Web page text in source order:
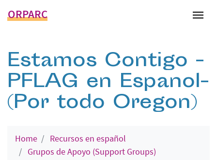
ORPARC
Estamos Contigo -
PFLAG en Espanol-
(Por todo Oregon)
Home
Recursos en español
Grupos de Apoyo (Support Groups)